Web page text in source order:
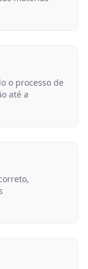
o processo de
até a